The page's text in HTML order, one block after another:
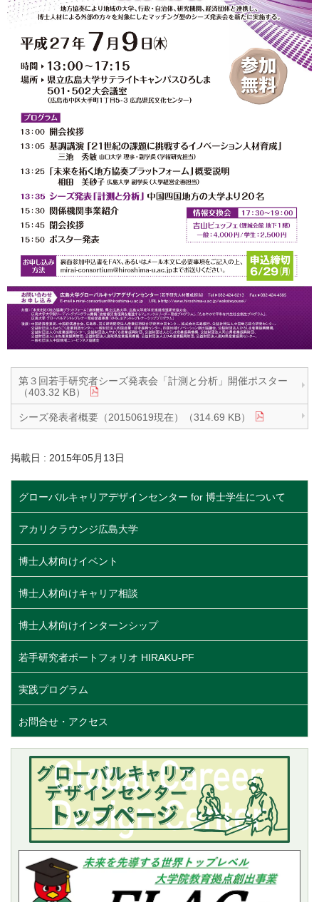
第３回若手研究者シーズ発表会「計測と分析」開催ポスター
（403.32 KB）
シーズ発表者概要（20150619現在）（314.69 KB）
掲載日 : 2015年05月13日
グローバルキャリアデザインセンター for 博士学生について
アカリクラウンジ広島大学
博士人材向けイベント
博士人材向けキャリア相談
博士人材向けインターンシップ
若手研究者ポートフォリオ HIRAKU-PF
実践プログラム
お問合せ・アクセス